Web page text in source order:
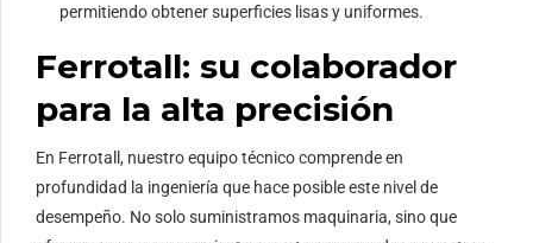
permitiendo obtener superficies lisas y uniformes.
Ferrotall: su colaborador
para la alta precisión
En Ferrotall, nuestro equipo técnico comprende en
profundidad la ingeniería que hace posible este nivel de
desempeño. No solo suministramos maquinaria, sino que